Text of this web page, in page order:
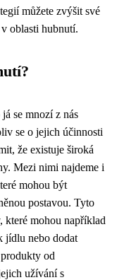
můžete zvýšit své
oblasti hubnutí.
se mnozí z nás
se o jejich účinnosti
že existuje široká
Mezi nimi najdeme i
mohou být
postavou. Tyto
které mohou například
jídlu nebo dodat
od
užívání s